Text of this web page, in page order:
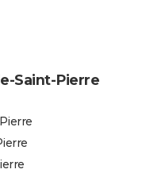
Saint-Pierre